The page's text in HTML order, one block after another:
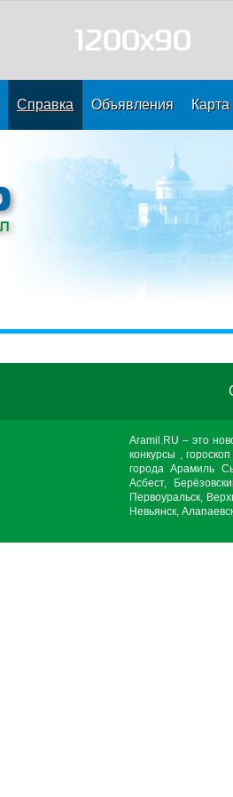
Справка Объявления Карта
Aramil.RU – это
конкурсы ,
города Арамиль
Асбест,
Первоуральск,
Невьянск,